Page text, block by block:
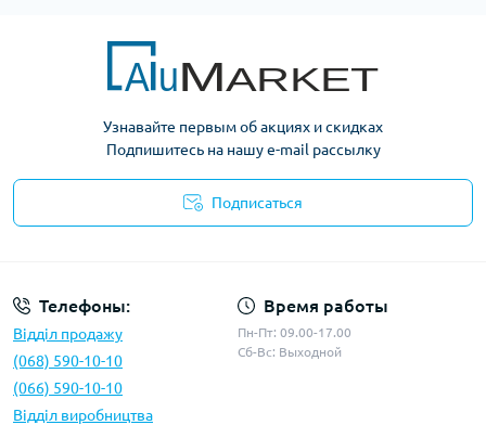
Узнавайте первым об акциях и скидках
Подпишитесь на нашу e-mail рассылку
Подписаться
Телефоны:
Відділ продажу
(068) 590-10-10
(066) 590-10-10
Відділ виробництва
Время работы
Пн-Пт: 09.00-17.00
Сб-Вс: Выходной